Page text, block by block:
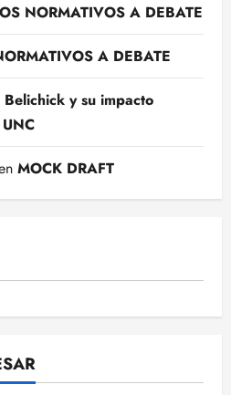
NORMATIVOS A DEBATE
A DEBATE
Belichick y su impacto
MOCK DRAFT